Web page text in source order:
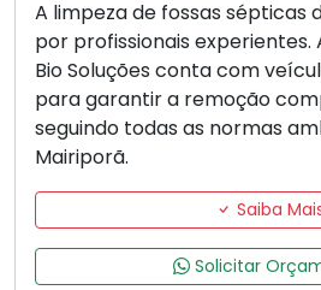
A limpeza de fossas sépticas
por profissionais experientes.
Bio Soluções conta com
para garantir a remoção
seguindo todas as normas
Mairiporã.
Saiba
Solicitar